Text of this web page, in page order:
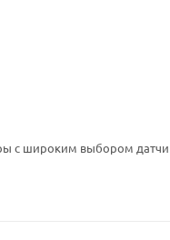
с широким выбором